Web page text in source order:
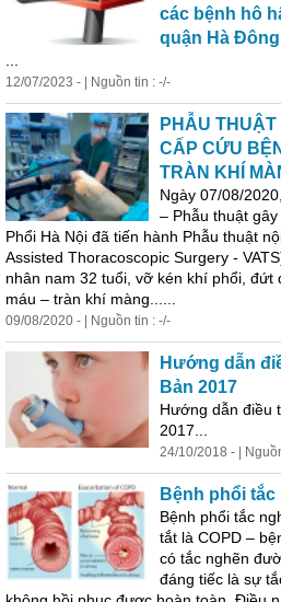
các bệnh hô
quận Hà
12/07/2023 - | Nguồn tin : -/-
PHẪU THUẬT
CẤP CỨU
TRÀN KHÍ
Ngày 07/08/
– Phẫu thuật
Phổi Hà Nội đã tiến hành Phẫu thuật
Assisted Thoracoscopic Surgery -
nhân nam 32 tuổi, vỡ kén khí phổi, đứt
máu – tràn khí màng......
09/08/2020 - | Nguồn tin : -/-
Hướng dẫn
Bản 2017
Hướng dẫn điều
2017...
24/10/2018 - |
Bệnh phổi
Bệnh phổi tắc
tắt là COPD –
có tắc nghẽn
đáng tiếc là sự